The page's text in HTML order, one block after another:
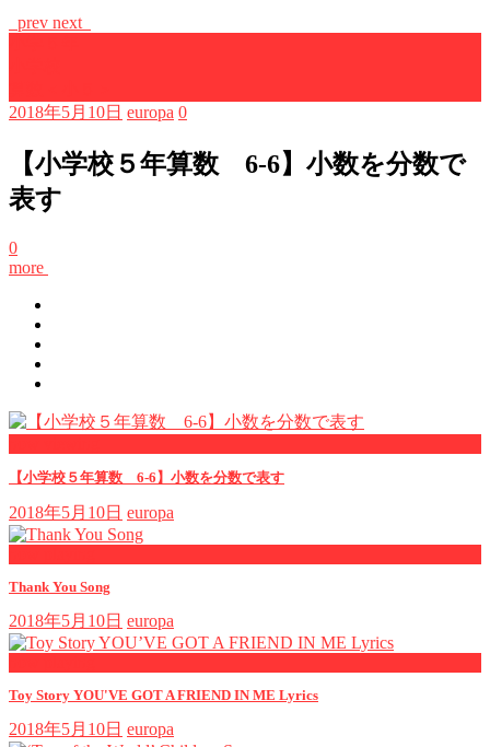
prev next
2018年5月10日 europa 0
【小学校５年算数 6-6】小数を分数で
表す
0
more
【小学校５年算数 6-6】小数を分数で表す
2018年5月10日 europa
Thank You Song
2018年5月10日 europa
Toy Story YOU'VE GOT A FRIEND IN ME Lyrics
2018年5月10日 europa